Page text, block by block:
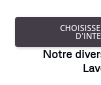
Notre